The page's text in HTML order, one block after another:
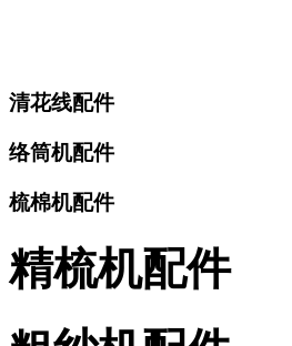
清花线配件
络筒机配件
梳棉机配件
精梳机配件